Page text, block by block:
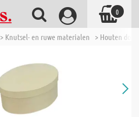
> Knutsel- en ruwe materialen > Houten
0